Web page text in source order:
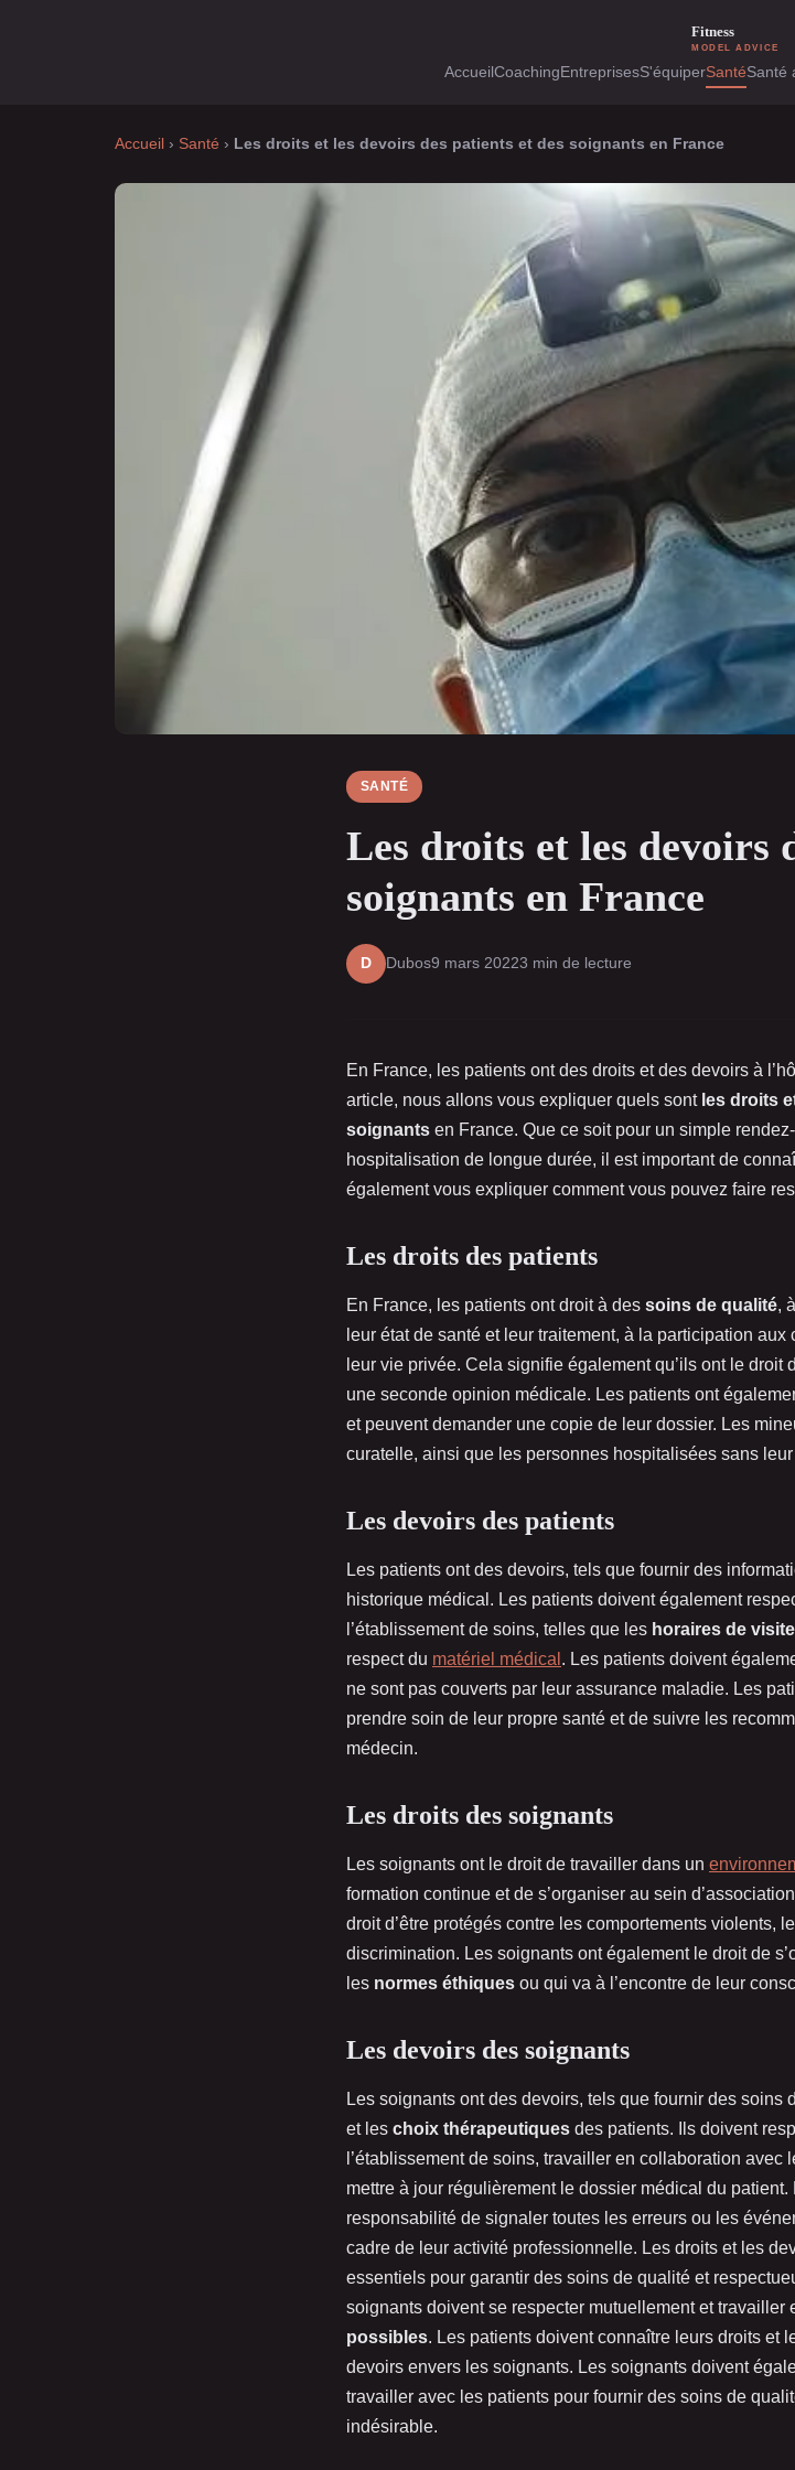
AccueilCoachingEntreprisesS'équiperSantéSanté
Accueil › Santé › Les droits et les devoirs des patients et des soignants en France
SANTÉ
Les droits et les devoirs
soignants en France
D Dubos9 mars 20223 min de lecture
En France, les patients ont des droits et des devoirs à
article, nous allons vous expliquer quels sont les droits
soignants en France. Que ce soit pour un simple
hospitalisation de longue durée, il est important de
également vous expliquer comment vous pouvez faire
Les droits des patients
En France, les patients ont droit à des soins de qualité,
leur état de santé et leur traitement, à la participation
leur vie privée. Cela signifie également qu’ils ont le droit
une seconde opinion médicale. Les patients ont
et peuvent demander une copie de leur dossier. Les
curatelle, ainsi que les personnes hospitalisées sans
Les devoirs des patients
Les patients ont des devoirs, tels que fournir des
historique médical. Les patients doivent également
l’établissement de soins, telles que les horaires de visite
respect du matériel médical . Les patients doivent
ne sont pas couverts par leur assurance maladie. Les
prendre soin de leur propre santé et de suivre les
médecin.
Les droits des soignants
Les soignants ont le droit de travailler dans un
formation continue et de s’organiser au sein
droit d’être protégés contre les comportements violents,
discrimination. Les soignants ont également le droit de
les normes éthiques ou qui va à l’encontre de leur
Les devoirs des soignants
Les soignants ont des devoirs, tels que fournir des
et les choix thérapeutiques des patients. Ils doivent
l’établissement de soins, travailler en collaboration avec
mettre à jour régulièrement le dossier médical du
responsabilité de signaler toutes les erreurs ou les
cadre de leur activité professionnelle. Les droits et les
essentiels pour garantir des soins de qualité et
soignants doivent se respecter mutuellement et travailler
possibles. Les patients doivent connaître leurs droits et
devoirs envers les soignants. Les soignants doivent
travailler avec les patients pour fournir des soins de
indésirable.